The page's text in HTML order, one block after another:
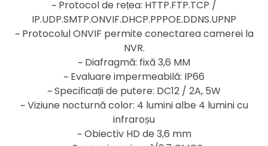
~ Protocol de rețea: HTTP.FTP.TCP /
IP.UDP.SMTP.ONVIF.DHCP.PPPOE.DDNS.UPNP
~ Protocolul ONVIF permite conectarea camerei la
NVR.
~ Diafragmă: fixă ​​3,6 MM
~ Evaluare impermeabilă: IP66
~ Specificații de putere: DC12 / 2A, 5W
~ Viziune nocturnă color: 4 lumini albe 4 lumini cu
infraroșu
~ Obiectiv HD de 3,6 mm